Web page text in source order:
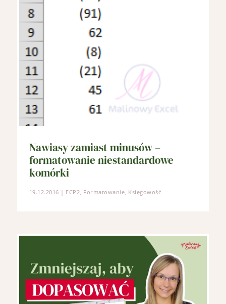
Nawiasy zamiast minusów –
formatowanie niestandardowe
komórki
19.12.2016 | ECP2 Formatowanie Księgowość